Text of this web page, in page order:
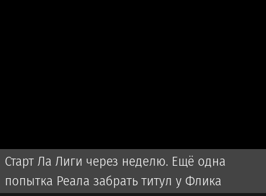
Старт Ла Лиги через неделю. Ещё одна
попытка Реала забрать титул у Флика